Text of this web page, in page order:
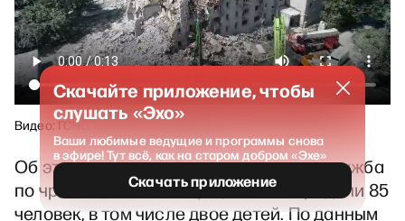
Видео: ГСЧС Украины / Telegram
Об этом сообщила Государственная служба
по чрезвычайным ситуациям. Пострадали 85
человек, в том числе двое детей. По данным
Скачайте приложение, чтобы
слушать «Эхо»
Ваши любимые ведущие и программы снова
в эфире! Тут всё, как на старом добром «Эхе»
Скачать приложение